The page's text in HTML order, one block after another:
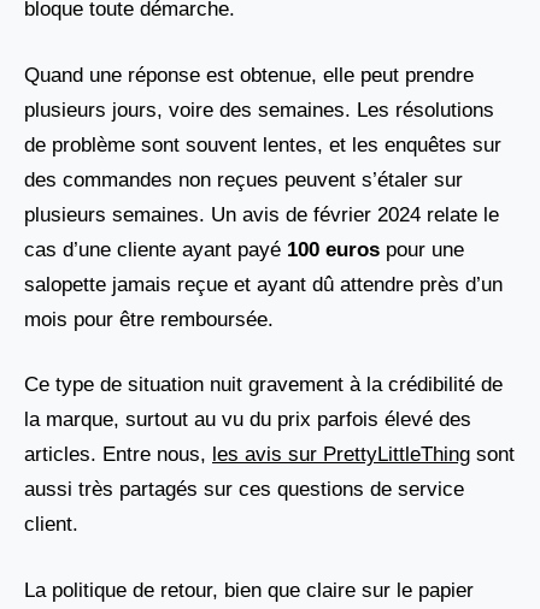
bloque toute démarche.
Quand une réponse est obtenue, elle peut prendre
plusieurs jours, voire des semaines. Les résolutions
de problème sont souvent lentes, et les enquêtes sur
des commandes non reçues peuvent s’étaler sur
plusieurs semaines. Un avis de février 2024 relate le
cas d’une cliente ayant payé 100 euros pour une
salopette jamais reçue et ayant dû attendre près d’un
mois pour être remboursée.
Ce type de situation nuit gravement à la crédibilité de
la marque, surtout au vu du prix parfois élevé des
articles. Entre nous, les avis sur PrettyLittleThing sont
aussi très partagés sur ces questions de service
client.
La politique de retour, bien que claire sur le papier